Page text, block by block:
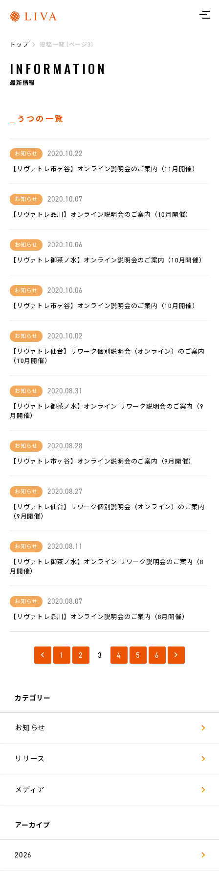
ト
ッ
に
つ
い
サ
ビ
リ
ァ
レ
リ
ヴ
ァ
ム
ラ
ラ
双
極
は
た
ら
チ
ャ
レ
ン
ジ
L-
BASE
お
ら
せ
人
方
へ
用
報
表
社
員
ン
ビ
ュ
ー
字
見
る
リ
ャ
リ
採
トップ 投稿一覧 (ページ3)
INFORMATION
最新情報
うつの一覧
お知らせ 2020.10.22
【リヴァトレ市ヶ谷】オンライン説明会のご案内（11月開催）
お知らせ 2020.10.07
【リヴァトレ品川】オンライン説明会のご案内（10月開催）
お知らせ 2020.10.06
【リヴァトレ御茶ノ水】オンライン説明会のご案内（10月開催）
お知らせ 2020.10.06
【リヴァトレ市ヶ谷】オンライン説明会のご案内（10月開催）
お知らせ 2020.10.02
【リヴァトレ仙台】リワーク個別説明会（オンライン）のご案内
（10月開催）
お知らせ 2020.08.31
【リヴァトレ御茶ノ水】オンライン リワーク説明会のご案内（9
月開催）
お知らせ 2020.08.28
【リヴァトレ市ヶ谷】オンライン説明会のご案内（9月開催）
お知らせ 2020.08.27
【リヴァトレ仙台】リワーク個別説明会（オンライン）のご案内
（9月開催）
お知らせ 2020.08.11
【リヴァトレ御茶ノ水】オンライン リワーク説明会のご案内（8
月開催）
お知らせ 2020.08.07
【リヴァトレ品川】オンライン説明会のご案内（8月開催）
1 2 3 4 5 6
カテゴリー
お知らせ
リリース
メディア
アーカイブ
2026